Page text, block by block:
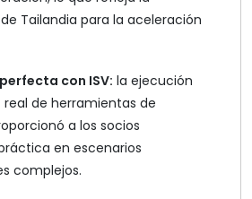
Tailandia para la aceleración
con ISV: la ejecución
de herramientas de
a los socios
en escenarios
complejos.